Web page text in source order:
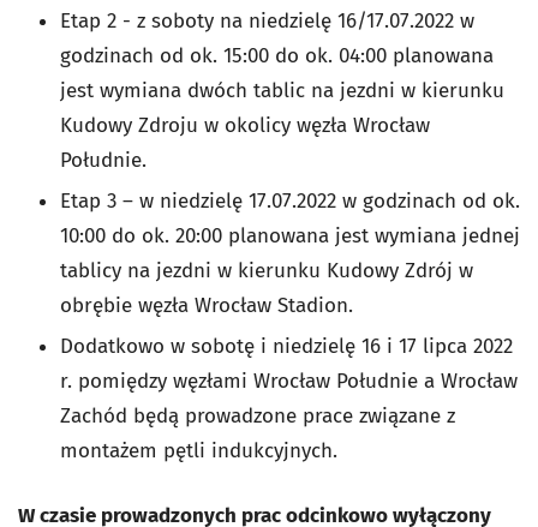
Etap 2 - z soboty na niedzielę 16/17.07.2022 w
godzinach od ok. 15:00 do ok. 04:00 planowana
jest wymiana dwóch tablic na jezdni w kierunku
Kudowy Zdroju w okolicy węzła Wrocław
Południe.
Etap 3 – w niedzielę 17.07.2022 w godzinach od ok.
10:00 do ok. 20:00 planowana jest wymiana jednej
tablicy na jezdni w kierunku Kudowy Zdrój w
obrębie węzła Wrocław Stadion.
Dodatkowo w sobotę i niedzielę 16 i 17 lipca 2022
r. pomiędzy węzłami Wrocław Południe a Wrocław
Zachód będą prowadzone prace związane z
montażem pętli indukcyjnych.
W czasie prowadzonych prac odcinkowo wyłączony